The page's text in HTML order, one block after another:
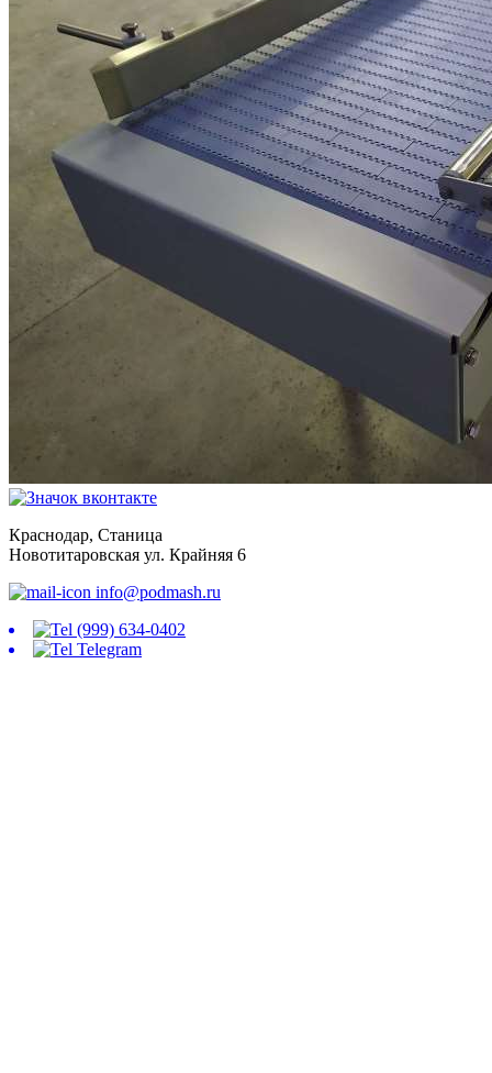
Краснодар, Станица
Новотитаровская ул. Крайняя 6
info@podmash.ru
(999) 634-0402
Telegram